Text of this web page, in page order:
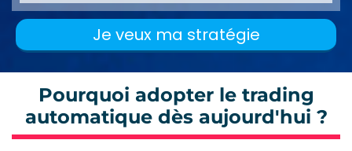
Je veux ma stratégie
Pourquoi adopter le trading
automatique dès aujourd'hui ?